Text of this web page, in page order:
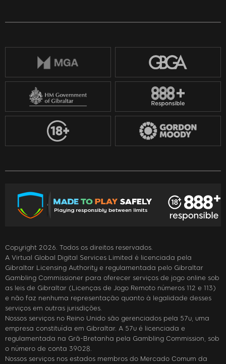
Copyright 2026. Todos os direitos reservados.
A Virtual Global Digital Services Limited é licenciada pela
Gibraltar Licensing Authority e regulamentada pelo Gibraltar
Gambling Commissioner para oferecer serviços de jogo online sob
as leis de Gibraltar (Licenças de Jogo Remoto números 112 e 113)
e não faz nenhuma representação quanto à legalidade desses
serviços em outras jurisdições.
Nossos serviços no Reino Unido são gerenciados pela 57u, uma
empresa constituída em Gibraltar. A 57u é licenciada e
regulamentada na Grã-Bretanha pela Gambling Commission, sob
o número de conta 39028.
Nossos serviços nos estados membros do Mercado Comum da